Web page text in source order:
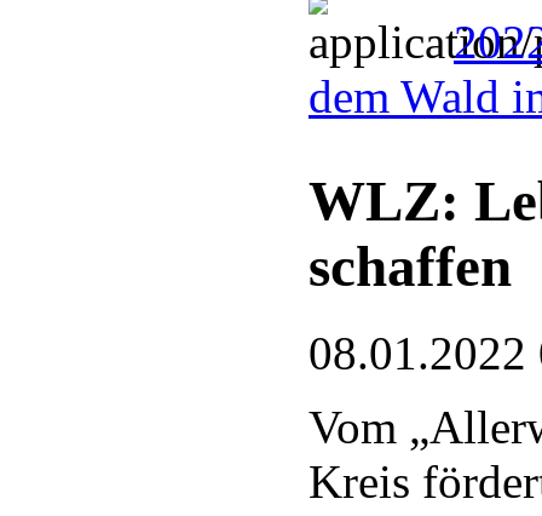
dem Wald
WLZ:
schaffen
08.01.2022
Vom
Kreis